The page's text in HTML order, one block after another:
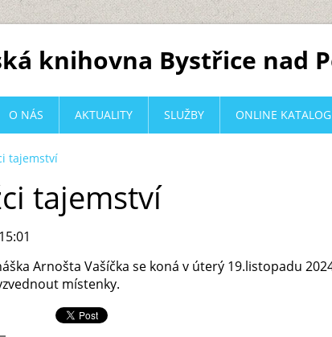
knihovna Bystřice nad
tajemství
tajemství
Arnošta Vašíčka se koná v úterý 19.listopadu
místenky.
O NÁS AKTUALITY SLUŽBY ONLINE KATALOG